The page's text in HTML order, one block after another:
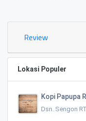
Review
Lokasi Populer
Kopi Papupa
Dsn. Sengon